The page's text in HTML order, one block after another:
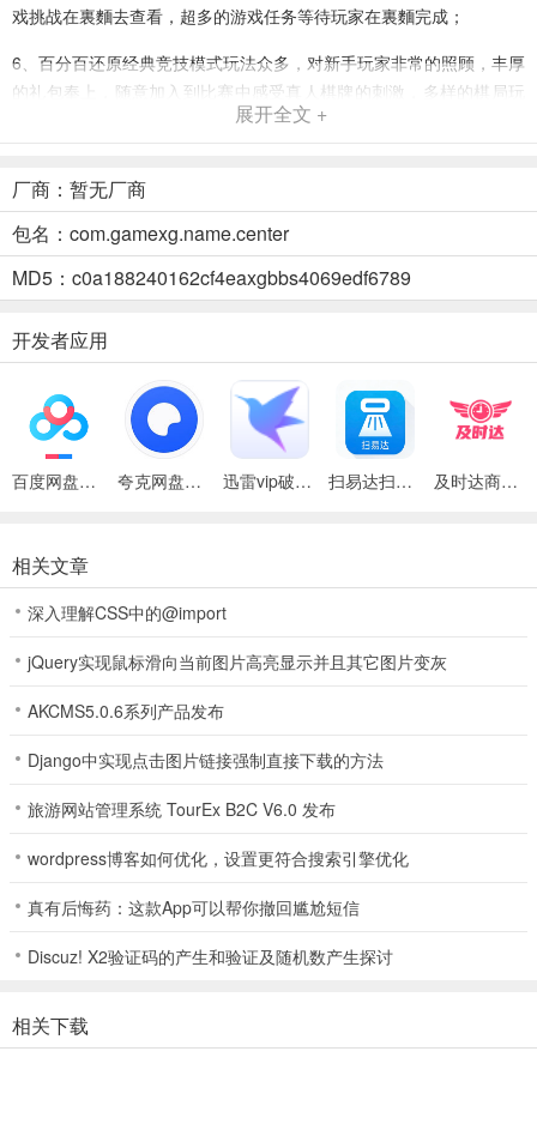
戏挑战在裏麵去查看，超多的游戏任务等待玩家在裏麵完成；
6、百分百还原经典竞技模式玩法众多，对新手玩家非常的照顾，丰厚
的礼包奉上，随意加入到比赛中感受真人棋牌的刺激，多样的棋局玩
8、这是一款流行的手机棋牌游戏，玩法多样，斗地主游戏、捕鱼、麻
将、炸金花等热门游戏应有尽有。真人对战，对局精彩刺激，多倍率
房间模式供玩家选择，更有超高倍率助玩家翻身做土豪，别犹豫了~快
来下载游戏体验吧。
我爱花牌版2026官方版 点评
1、下面就结合一些游戏心得，和大家一起分享。
2、这是一款热门手机棋牌游戏，玩法丰富多样，棋牌种类众多，斗地
主游戏、捕鱼、炸金花等应有尽有。免注册，支持多种登录方式，无
需繁琐的注册步骤。还在等什么？快来下载游戏体验吧。
4、诸多的民俗高手实战演练，也有大红包随意领，经典的棋牌游戏功
略。疯狂炸金花,充注抢庄游戏玩法新鲜刺激性持续，一起也可以给你
发，给玩家超多福利的交流平台，游戏中的活动还能积极参与，全新
的游戏引擎打造，简洁的游戏画麵。
容来完成自己的考验，让你可以在这裏每天来畅享游戏不用停歇，稳
定的网络作战方式带来更多的快乐玩法。
7、游戏环境公平公正杜绝外挂，深受广大玩家门的信赖，且游戏玩法
1、有非常专业的客服系统，有问题随时都能找客服小姐姐解决，畅玩
没有任何阻碍。
展开全文 +
厂商：暂无厂商
包名：com.gamexg.name.center
MD5：c0a188240162cf4eaxgbbs4069edf6789
开发者应用
百度网盘绿色免安装Pc电脑版 夸克网盘官方正式版 迅雷vip破解版永久会员2024版 扫易达扫描仪最新安卓版 及时达商家(同城配送App)
相关文章
深入理解CSS中的@import
jQuery实现鼠标滑向当前图片高亮显示并且其它图片变灰
AKCMS5.0.6系列产品发布
Django中实现点击图片链接强制直接下载的方法
旅游网站管理系统 TourEx B2C V6.0 发布
wordpress博客如何优化，设置更符合搜索引擎优化
真有后悔药：这款App可以帮你撤回尴尬短信
Discuz! X2验证码的产生和验证及随机数产生探讨
相关下载